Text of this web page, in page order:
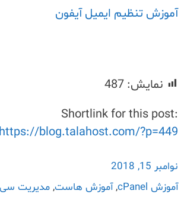
آموزش تنظیم ایمیل آیفون
نمایش: 487
Shortlink for this post:
https://blog.talahost.com/?p=449
نوامبر 15, 2018
آموزش cPanel
,آموزش هاست, مدیریت